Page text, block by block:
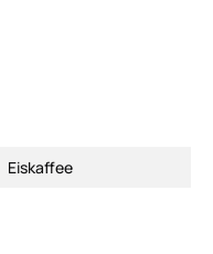
Eiskaffee